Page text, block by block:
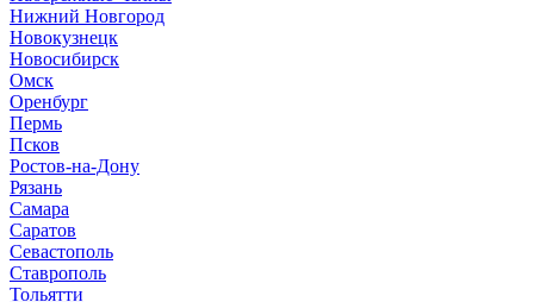
Нижний Новгород
Новокузнецк
Новосибирск
Омск
Оренбург
Пермь
Псков
Ростов-на-Дону
Рязань
Самара
Саратов
Севастополь
Ставрополь
Тольятти